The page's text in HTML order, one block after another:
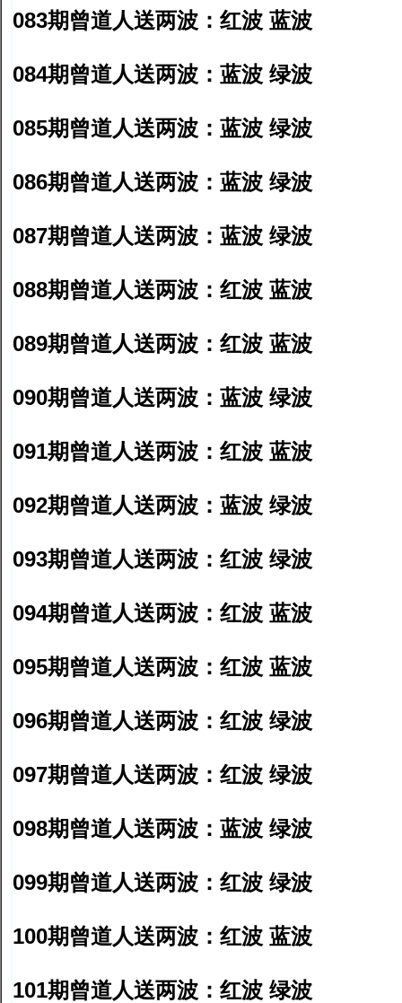
083期曾道人送两波：红波 蓝波
084期曾道人送两波：蓝波 绿波
085期曾道人送两波：蓝波 绿波
086期曾道人送两波：蓝波 绿波
087期曾道人送两波：蓝波 绿波
088期曾道人送两波：红波 蓝波
089期曾道人送两波：红波 蓝波
090期曾道人送两波：蓝波 绿波
091期曾道人送两波：红波 蓝波
092期曾道人送两波：蓝波 绿波
093期曾道人送两波：红波 绿波
094期曾道人送两波：红波 蓝波
095期曾道人送两波：红波 蓝波
096期曾道人送两波：红波 绿波
097期曾道人送两波：红波 绿波
098期曾道人送两波：蓝波 绿波
099期曾道人送两波：红波 绿波
100期曾道人送两波：红波 蓝波
101期曾道人送两波：红波 绿波